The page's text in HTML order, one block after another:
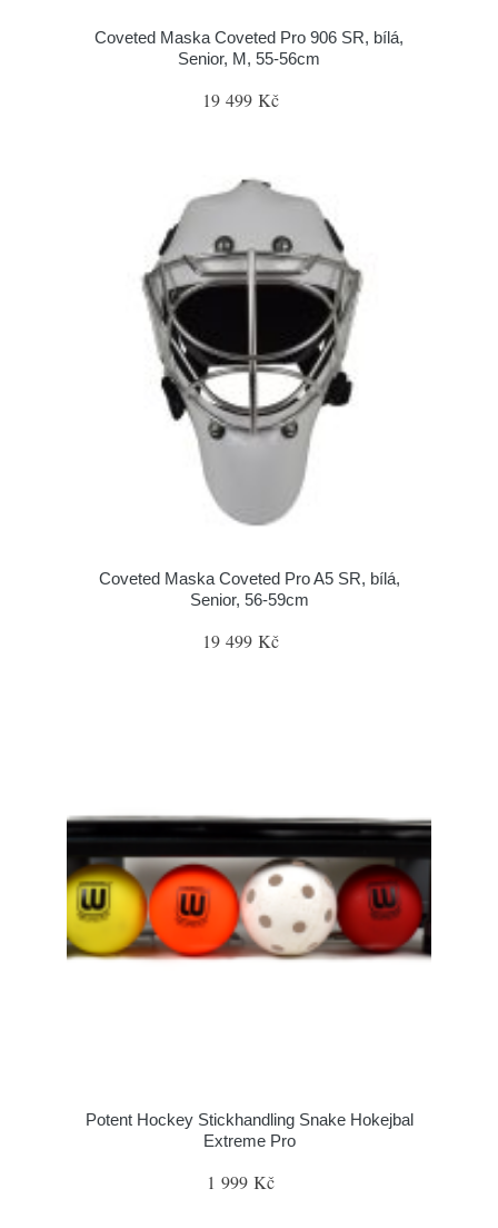
Coveted Maska Coveted Pro 906 SR, bílá,
Senior, M, 55-56cm
19 499 Kč
Coveted Maska Coveted Pro A5 SR, bílá,
Senior, 56-59cm
19 499 Kč
Potent Hockey Stickhandling Snake Hokejbal
Extreme Pro
1 999 Kč